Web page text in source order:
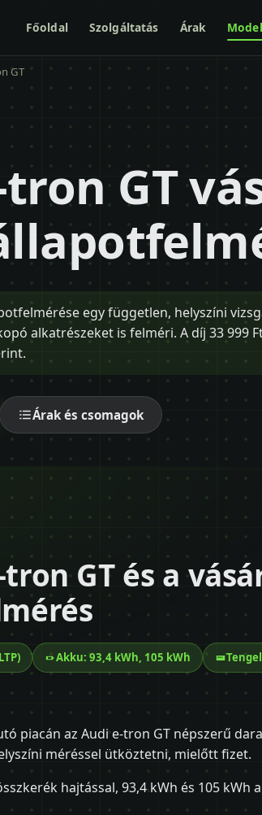
Főoldal Szolgáltatás Árak
GT
GT
egy független, helyszíni
alkatrészeket is felméri. A díj 33 999
Árak és csomagok
GT és a
Akku: 93,4 kWh, 105 kWh
piacán az Audi e-tron GT népszerű
méréssel ütköztetni, mielőtt fizet.
hajtással, 93,4 kWh és 105 kWh